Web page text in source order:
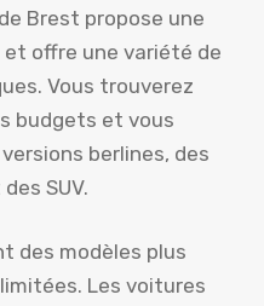
Brest propose une
et offre une variété de
Vous trouverez
budgets et vous
berlines, des
SUV.
des modèles plus
Les voitures